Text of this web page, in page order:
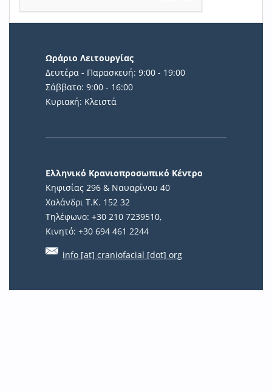
Ωράριο Λειτουργίας
Δευτέρα - Παρασκευή: 9:00 - 19:00
Σάββατο: 9:00 - 16:00
Κυριακή: Κλειστά
Ελληνικό Κρανιοπροσωπικό Κέντρο
Κηφισίας 296 & Ναυαρίνου 40
Χαλάνδρι Τ.Κ. 152 32
Τηλέφωνο: +30 210 7239510,
Κινητό: +30 694 461 2244
info [at] craniofacial [dot] org